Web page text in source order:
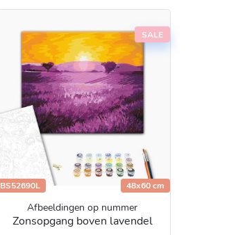
SALE
BS52690L 48x60 cm
Afbeeldingen op nummer
Zonsopgang boven lavendel